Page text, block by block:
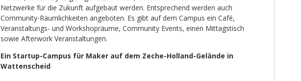
Netzwerke für die Zukunft aufgebaut werden. Entsprechend werden auch
Community-Räumlichkeiten angeboten. Es gibt auf dem Campus ein Café,
Veranstaltungs- und Workshopräume, Community Events, einen Mittagstisch
sowie Afterwork Veranstaltungen.
Ein Startup-Campus für Maker auf dem Zeche-Holland-Gelände in
Wattenscheid